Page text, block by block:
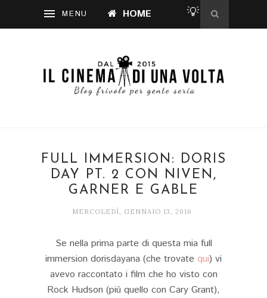
HOME 💡
FULL IMMERSION: DORIS
DAY PT. 2 CON NIVEN,
GARNER E GABLE
MERCOLEDÌ, GENNAIO 13, 2016
Se nella prima parte di questa mia full
immersion dorisdayana (che trovate qui) vi
avevo raccontato i film che ho visto con
Rock Hudson (più quello con Cary Grant),